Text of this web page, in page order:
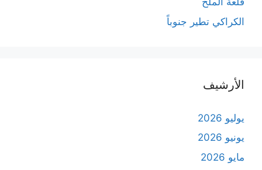
الكراكي تطير جنوباً
الأرشيف
يوليو 2026
يونيو 2026
مايو 2026